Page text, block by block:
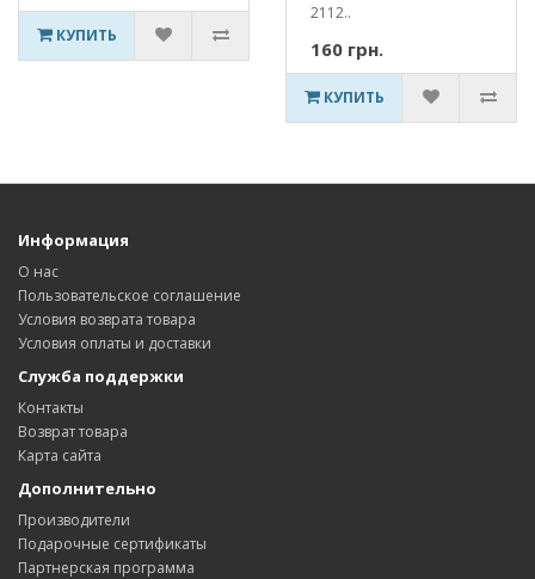
КУПИТЬ
2112..
160 грн.
КУПИТЬ
Информация
О нас
Пользовательское соглашение
Условия возврата товара
Условия оплаты и доставки
Служба поддержки
Контакты
Возврат товара
Карта сайта
Дополнительно
Производители
Подарочные сертификаты
Партнерская программа